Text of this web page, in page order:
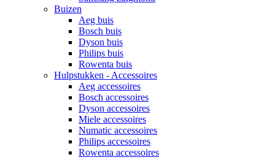
Buizen
Aeg buis
Bosch buis
Dyson buis
Philips buis
Rowenta buis
Hulpstukken - Accessoires
Aeg accessoires
Bosch accessoires
Dyson accessoires
Miele accessoires
Numatic accessoires
Philips accessoires
Rowenta accessoires